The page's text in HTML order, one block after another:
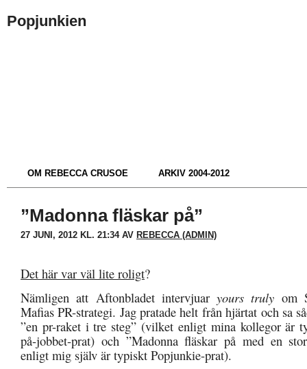
Popjunkien
OM REBECCA CRUSOE ARKIV 2004-2012
”Madonna fläskar på”
27 JUNI, 2012 KL. 21:34 AV REBECCA (ADMIN)
Det här var väl lite roligt?
Nämligen att Aftonbladet intervjuar yours truly om
Mafias PR-strategi. Jag pratade helt från hjärtat och sa
”en pr-raket i tre steg” (vilket enligt mina kollegor är
på-jobbet-prat) och ”Madonna fläskar på med en
enligt mig själv är typiskt Popjunkie-prat).